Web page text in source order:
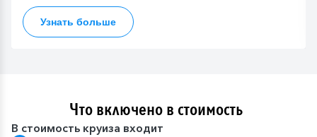
Узнать больше
Что включено в стоимость
В стоимость круиза входит